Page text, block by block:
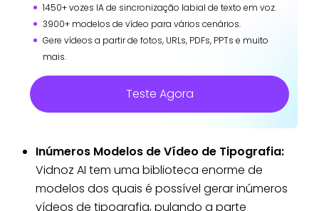
1450+ vozes IA de sincronização labial de texto em voz.
3900+ modelos de vídeo para vários cenários.
Gere vídeos a partir de fotos, URLs, PDFs, PPTs e muito
mais.
Teste Agora
Inúmeros Modelos de Vídeo de Tipografia:
Vidnoz AI tem uma biblioteca enorme de
modelos dos quais é possível gerar inúmeros
vídeos de tipografia, pulando a parte